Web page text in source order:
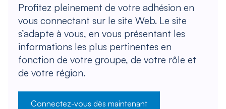
Profitez pleinement de votre adhésion en
vous connectant sur le site Web. Le site
s’adapte à vous, en vous présentant les
informations les plus pertinentes en
fonction de votre groupe, de votre rôle et
de votre région.
Connectez-vous dès maintenant